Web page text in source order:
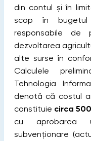
din contul şi în
scop în bugetul
responsabile de
dezvoltarea
alte surse în
Calculele
Tehnologia
denotă că costul
constituie circa
cu aprobarea
subvenţionare